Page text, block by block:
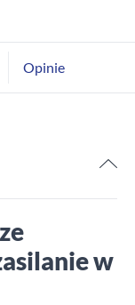
Opinie
w